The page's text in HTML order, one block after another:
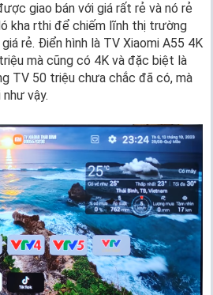
n
giao bán với giá rất rẻ và nó rẻ
kha rthi để chiếm lĩnh thị trường
rẻ. Điển hình là TV Xiaomi A55 4K
mà cũng có 4K và đặc biệt là
TV 50 triệu chưa chắc đã có, mà
vậy.